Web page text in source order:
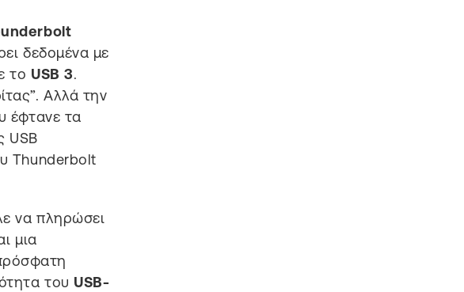
δεδομένα με
το USB 3.
Αλλά την
έφτανε τα
USB
Thunderbolt
να πληρώσει
μια
του USB-